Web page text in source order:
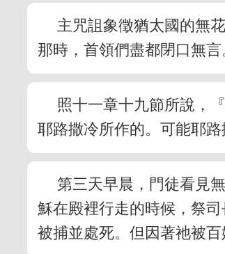
主咒詛象徵猶太國的無
那時，首領們盡都閉口無
照十一章十九節所說，
耶路撒冷所作的。可能耶
第三天早晨，門徒看見
穌在殿裡行走的時候，祭
被捕並處死。但因著祂被